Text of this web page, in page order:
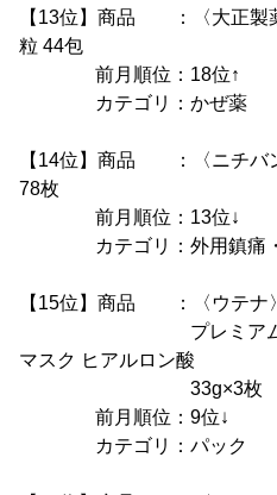
【13位】商品 ：〈大正製
粒 44包
前月順位：18位↑
カテゴリ：かぜ薬
【14位】商品 ：〈ニチバ
78枚
前月順位：13位↓
カテゴリ：外用鎮痛・
【15位】商品 ：〈ウテナ〉
プレミアムプレサ
マスク ヒアルロン酸
33g×3枚
前月順位：9位↓
カテゴリ：パック